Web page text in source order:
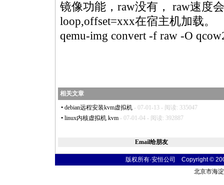
镜像功能，raw没有， raw速度
loop,offset=xxx在宿主机加载。
qemu-img convert -f raw -O
相关文章
• debian远程安装kvm虚拟机 - 07-01-13 - 阅读: 335047
• linux内核虚拟机 kvm - 07-01-04 - 阅读: 392887
Email给朋友
版权所有·安恒公司 Copyright ©
北京市海